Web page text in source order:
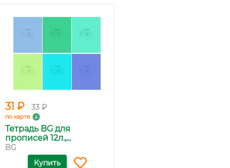
31 ₽ 33 ₽
по карте
Тетрадь BG для
прописей 12л.,...
BG
Купить